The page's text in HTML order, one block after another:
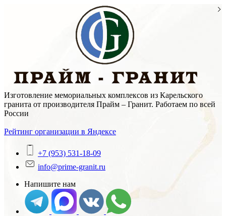
Изготовление мемориальных комплексов из Карельского
гранита от производителя Прайм – Гранит. Работаем по всей
России
Рейтинг организации в Яндексе
+7 (953) 531-18-09
info@prime-granit.ru
Напишите нам